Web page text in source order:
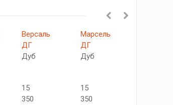
Версаль
ДГ
Дуб
15
350
Марсель
ДГ
Дуб
15
350